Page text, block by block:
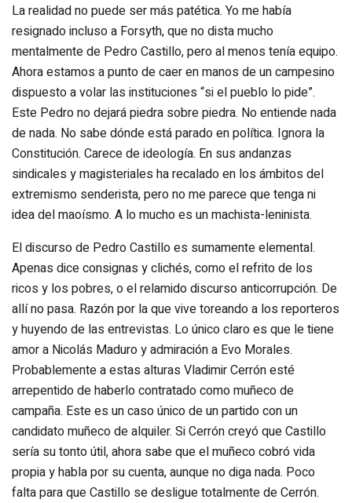
La realidad no puede ser más patética. Yo me había
resignado incluso a Forsyth, que no dista mucho
mentalmente de Pedro Castillo, pero al menos tenía equipo.
Ahora estamos a punto de caer en manos de un campesino
dispuesto a volar las instituciones “si el pueblo lo pide”.
Este Pedro no dejará piedra sobre piedra. No entiende nada
de nada. No sabe dónde está parado en política. Ignora la
Constitución. Carece de ideología. En sus andanzas
sindicales y magisteriales ha recalado en los ámbitos del
extremismo senderista, pero no me parece que tenga ni
idea del maoísmo. A lo mucho es un machista-leninista.
El discurso de Pedro Castillo es sumamente elemental.
Apenas dice consignas y clichés, como el refrito de los
ricos y los pobres, o el relamido discurso anticorrupción. De
allí no pasa. Razón por la que vive toreando a los reporteros
y huyendo de las entrevistas. Lo único claro es que le tiene
amor a Nicolás Maduro y admiración a Evo Morales.
Probablemente a estas alturas Vladimir Cerrón esté
arrepentido de haberlo contratado como muñeco de
campaña. Este es un caso único de un partido con un
candidato muñeco de alquiler. Si Cerrón creyó que Castillo
sería su tonto útil, ahora sabe que el muñeco cobró vida
propia y habla por su cuenta, aunque no diga nada. Poco
falta para que Castillo se desligue totalmente de Cerrón.